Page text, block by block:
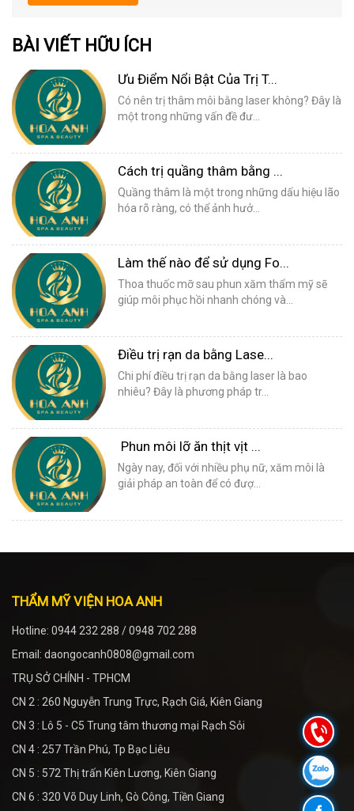
BÀI VIẾT HỮU ÍCH
Ưu Điểm Nổi Bật Của Trị T...
Có nên trị thâm môi bằng laser không? Đây là
một trong những vấn đề đư...
Cách trị quầng thâm bằng ...
Quầng thâm là một trong những dấu hiệu lão
hóa rõ ràng, có thể ảnh hưở...
Làm thế nào để sử dụng Fo...
Thoa thuốc mỡ sau phun xăm thẩm mỹ sẽ
giúp môi phục hồi nhanh chóng và...
Điều trị rạn da bằng Lase...
Chi phí điều trị rạn da bằng laser là bao
nhiêu? Đây là phương pháp tr...
Phun môi lỡ ăn thịt vịt ...
Ngày nay, đối với nhiều phụ nữ, xăm môi là
giải pháp an toàn để có đượ...
THẨM MỸ VIỆN HOA ANH
Hotline: 0944 232 288 / 0948 702 288
Email: daongocanh0808@gmail.com
TRỤ SỞ CHÍNH - TPHCM
CN 2 : 260 Nguyễn Trung Trực, Rạch Giá, Kiên Giang
CN 3 : Lô 5 - C5 Trung tâm thương mại Rạch Sỏi
CN 4 : 257 Trần Phú, Tp Bạc Liêu
CN 5 : 572 Thị trấn Kiên Lương, Kiên Giang
CN 6 : 320 Võ Duy Linh, Gò Công, Tiền Giang